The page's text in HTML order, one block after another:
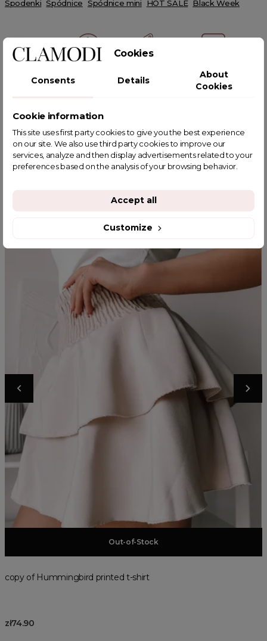
Spodenki Spódnice Spódnice mini HOT SALE Black Week
POWIĄZANE TAGI
YOU MIGHT ALSO LIKE
Add to basket
Out-of-Stock
copy of Hummingbird printed t-shirt
zł74.90
Cookies
Consents Details
About
Cookies
Cookie information
This site uses first party cookies to give you the best experience
on our site. We also use third party cookies to improve our
services, analyze and then display advertisements related to your
preferences based on the analysis of your browsing behavior.
Customize
Accept all